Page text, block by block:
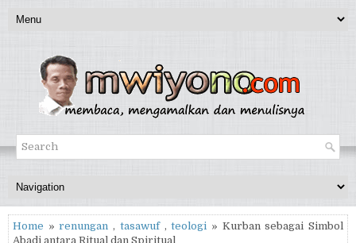
Home »renungan , tasawuf,teologi » Kurban sebagai Simbol
Abadi antara Ritual dan Spiritual